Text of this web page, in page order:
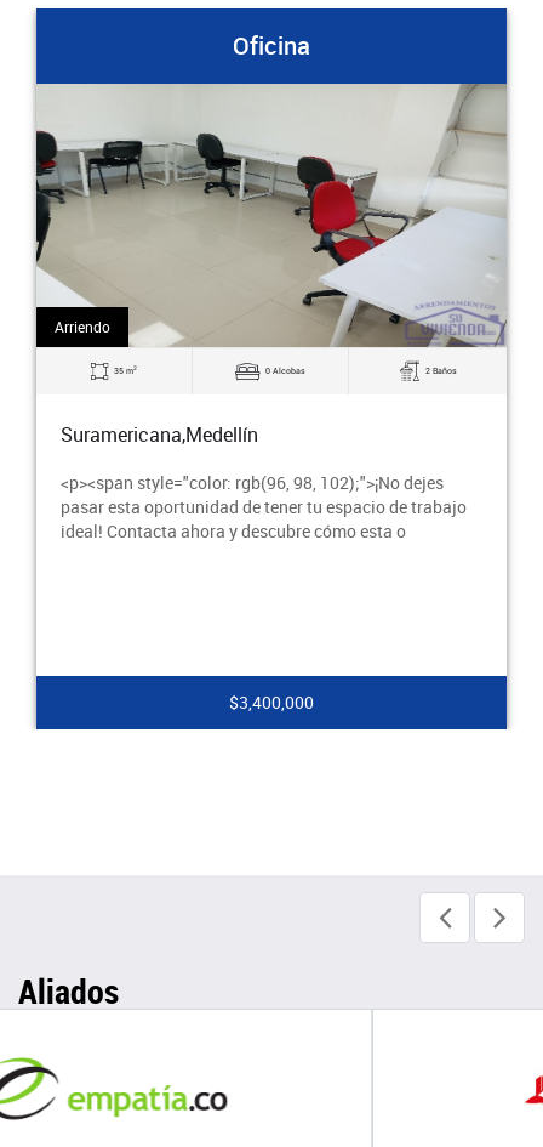
Oficina
Arriendo
Suramericana,Medellín
<p>oficina en 2do piso en edificio cerca a la estación
suramericana del metro y éxito suramericana, cuenta
con un salon amplio, ascensor en edificio,
$4,950,000
Aliados